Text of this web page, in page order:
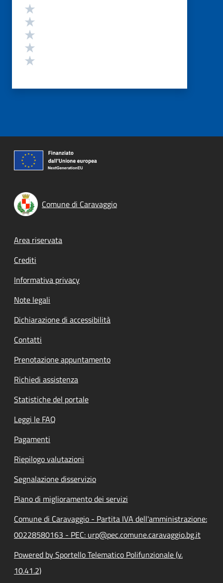
Valutazione
Comune di Caravaggio
Footer menu
Area riservata
Crediti
Informativa privacy
Note legali
Dichiarazione di accessibilità
Contatti
Prenotazione appuntamento
Richiedi assistenza
Statistiche del portale
Leggi le FAQ
Pagamenti
Riepilogo valutazioni
Segnalazione disservizio
Piano di miglioramento dei servizi
Comune di Caravaggio - Partita IVA dell'amministrazione:
00228580163 - PEC: urp@pec.comune.caravaggio.bg.it
Powered by Sportello Telematico Polifunzionale (v.
10.41.2)